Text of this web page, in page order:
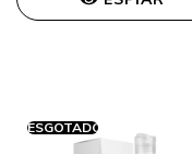
ESGOTADO